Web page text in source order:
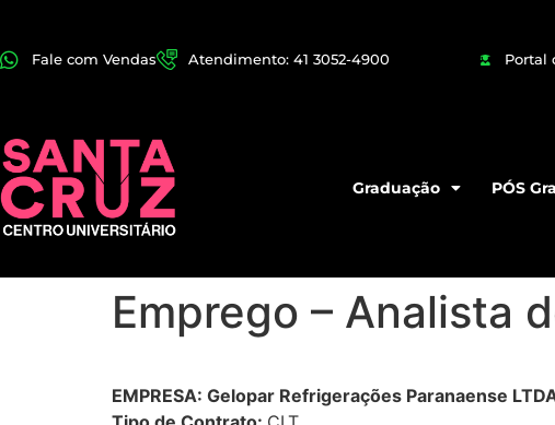
Fale com Vendas Atendimento: 41 3052-4900 Portal
Graduação PÓS
Emprego – Analista
EMPRESA: Gelopar Refrigerações Paranaense